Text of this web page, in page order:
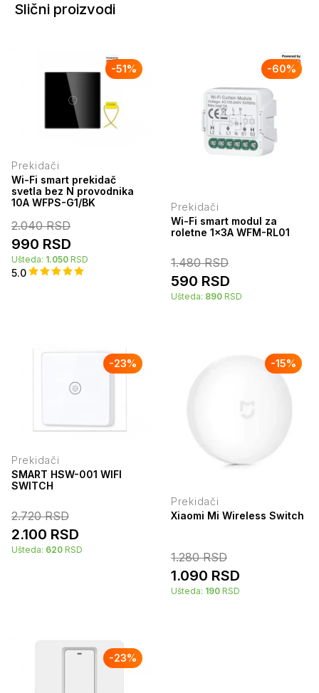
Slični proizvodi
-51%
Prekidači
Wi-Fi smart prekidač
svetla bez N provodnika
10A WFPS-G1/BK
5.0
2.040RSD
990 RSD
Ušteda: 1.050 RSD
-60%
Prekidači
Wi-Fi smart modul za
roletne 1x3A WFM-RL01
1.480RSD
590 RSD
Ušteda: 890 RSD
-23%
Prekidači
SMART HSW-001 WIFI
SWITCH
2.720RSD
2.100 RSD
Ušteda: 620 RSD
-15%
Prekidači
Xiaomi Mi Wireless Switch
1.280RSD
1.090 RSD
Ušteda: 190 RSD
-23%